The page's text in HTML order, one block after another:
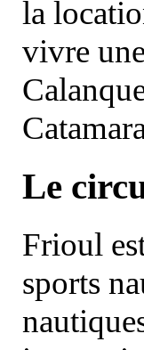
la
vivre
Le
Frioul
sports